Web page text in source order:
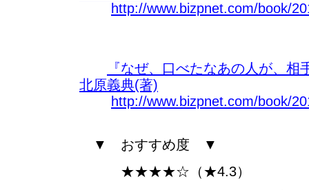
http://www.bizpnet.com/book/
『なぜ、口べたなあの人が、
北原義典(著)
http://www.bizpnet.com/book/
▼ おすすめ度 ▼
★★★★☆（★4.3）